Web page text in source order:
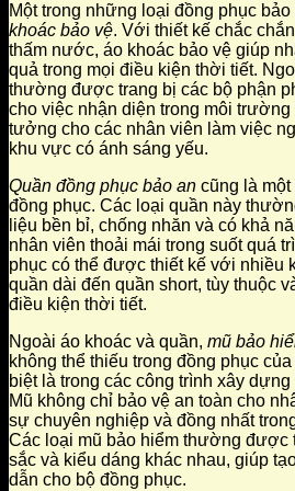
Một trong những loại đồng phục
khoác bảo vệ. Với thiết kế chắc
thấm nước, áo khoác bảo vệ giúp
quả trong mọi điều kiện thời tiết.
thường được trang bị các bộ phận
cho việc nhận diện trong môi
tưởng cho các nhân viên làm việc
khu vực có ánh sáng yếu.
Quần đồng phục bảo an cũng là
đồng phục. Các loại quần này
liệu bền bỉ, chống nhăn và có khả
nhân viên thoải mái trong suốt quá
phục có thể được thiết kế với nhiều
quần dài đến quần short, tùy thuộc
điều kiện thời tiết.
Ngoài áo khoác và quần, mũ bảo
không thể thiếu trong đồng phục
biệt là trong các công trình xây
Mũ không chỉ bảo vệ an toàn cho
sự chuyên nghiệp và đồng nhất
Các loại mũ bảo hiểm thường được
sắc và kiểu dáng khác nhau, giúp
dẫn cho bộ đồng phục.